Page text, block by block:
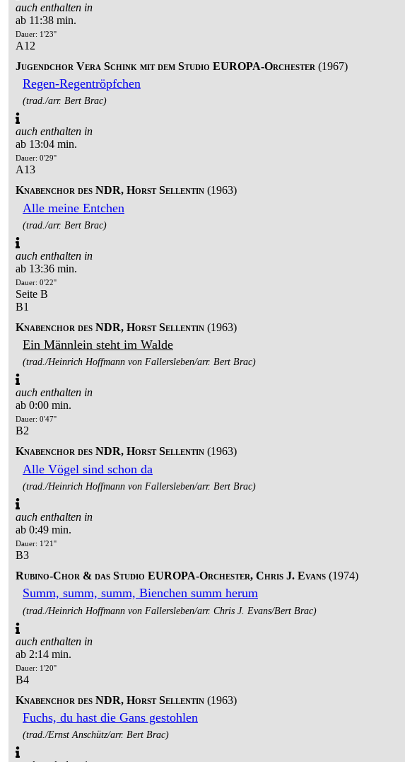
auch enthalten in
ab 11:38 min.
Dauer: 1'23''
A12
Jugendchor Vera Schink mit dem Studio EUROPA-Orchester (1967)
Regen-Regentröpfchen
(trad./arr. Bert Brac)
auch enthalten in
ab 13:04 min.
Dauer: 0'29''
A13
Knabenchor des NDR, Horst Sellentin (1963)
Alle meine Entchen
(trad./arr. Bert Brac)
auch enthalten in
ab 13:36 min.
Dauer: 0'22''
Seite B
B1
Knabenchor des NDR, Horst Sellentin (1963)
Ein Männlein steht im Walde
(trad./Heinrich Hoffmann von Fallersleben/arr. Bert Brac)
auch enthalten in
ab 0:00 min.
Dauer: 0'47''
B2
Knabenchor des NDR, Horst Sellentin (1963)
Alle Vögel sind schon da
(trad./Heinrich Hoffmann von Fallersleben/arr. Bert Brac)
auch enthalten in
ab 0:49 min.
Dauer: 1'21''
B3
Rubino-Chor & das Studio EUROPA-Orchester, Chris J. Evans (1974)
Summ, summ, summ, Bienchen summ herum
(trad./Heinrich Hoffmann von Fallersleben/arr. Chris J. Evans/Bert Brac)
auch enthalten in
ab 2:14 min.
Dauer: 1'20''
B4
Knabenchor des NDR, Horst Sellentin (1963)
Fuchs, du hast die Gans gestohlen
(trad./Ernst Anschütz/arr. Bert Brac)